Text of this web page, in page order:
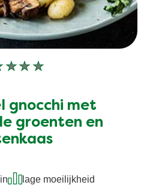
Geen
voor
deze
recipe
gnocchi met
groenten en
lage moeilijkheid